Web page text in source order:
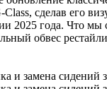
Class, сделав его
2025 года. Что мы
обвес
и замена сидений